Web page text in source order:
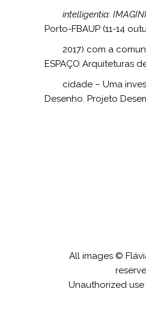
intelligentia:
Porto-FBAUP (11-14
2017) com a
ESPAÇO Arquiteturas
cidade – Uma
Desenho. Projeto
All images ©
Unauthorized